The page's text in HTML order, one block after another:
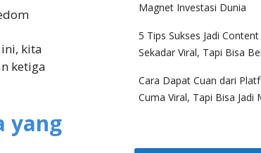
kita
ketiga
yang
Magnet Investasi Dunia
5 Tips Sukses Jadi
Sekadar Viral, Tapi Bisa
Cara Dapat Cuan dari
Cuma Viral, Tapi Bisa Jadi